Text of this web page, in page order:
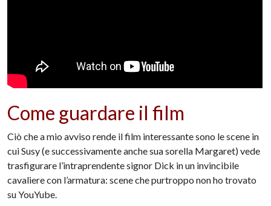
Come guardare il film
Ciò che a mio avviso rende il film interessante sono le scene in
cui Susy (e successivamente anche sua sorella Margaret) vede
trasfigurare l’intraprendente signor Dick in un invincibile
cavaliere con l’armatura: scene che purtroppo non ho trovato
su YouYube.